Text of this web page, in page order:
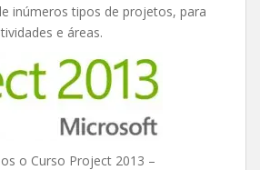
inúmeros tipos de projetos, para
e áreas.
o Curso Project 2013 –